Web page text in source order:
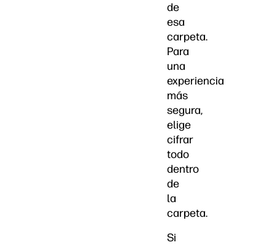
de
esa
carpeta.
Para
una
experiencia
más
segura,
elige
cifrar
todo
dentro
de
la
carpeta.
Si